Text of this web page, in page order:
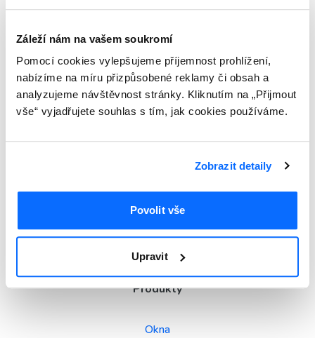
Záleží nám na vašem soukromí
Pomocí cookies vylepšujeme příjemnost prohlížení,
nabízíme na míru přizpůsobené reklamy či obsah a
analyzujeme návštěvnost stránky. Kliknutím na „Přijmout
vše“ vyjadřujete souhlas s tím, jak cookies používáme.
Zobrazit detaily
Povolit vše
Upravit
Rovněž není třeba mít obavy z kvality
pak v tomto období používají hmoty (malty,
montážní pěny), které jsou určeny až do -10
stupňů Celsia.
Pro klienty, kteří se neobávají výměn oken v
zimě, jsou připraveny další výhody, které
spočívají především v atraktivních zimních
Produkty
Okna